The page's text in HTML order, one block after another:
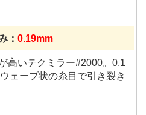
： 0.19mm
高いテクミラー#2000。0.1
ェーブ状の糸目で引き裂き